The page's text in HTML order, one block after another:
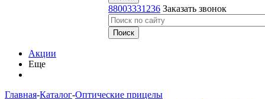
88003331236 Заказать звонок
Акции
Еще
Главная-Каталог-Оптические прицелы